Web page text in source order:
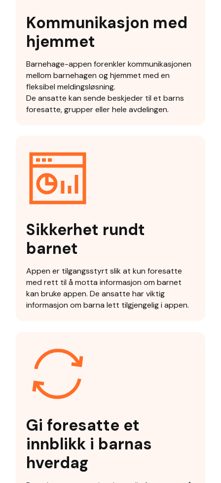
Kommunikasjon med
hjemmet
Barnehage-appen forenkler kommunikasjonen
mellom barnehagen og hjemmet med en
fleksibel meldingsløsning.
De ansatte kan sende beskjeder til et barns
foresatte, grupper eller hele avdelingen.
Sikkerhet rundt
barnet
Appen er tilgangsstyrt slik at kun foresatte
med rett til å motta informasjon om barnet
kan bruke appen. De ansatte har viktig
informasjon om barna lett tilgjengelig i appen.
Gi foresatte et
innblikk i barnas
hverdag